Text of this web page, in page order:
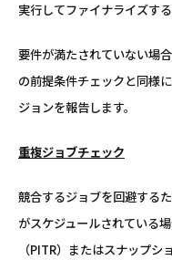
実行してファイナライズす
要件が満たされていない場
の前提条件チェックと同様
ジョンを報告します。
重複ジョブチェック
競合するジョブを回避する
がスケジュールされている
（PITR）またはスナップ